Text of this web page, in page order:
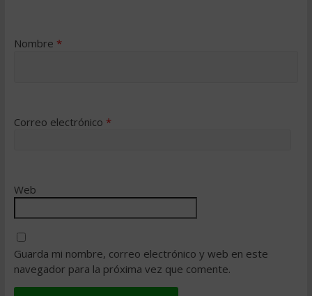
Nombre *
Correo electrónico *
Web
Guarda mi nombre, correo electrónico y web en este
navegador para la próxima vez que comente.